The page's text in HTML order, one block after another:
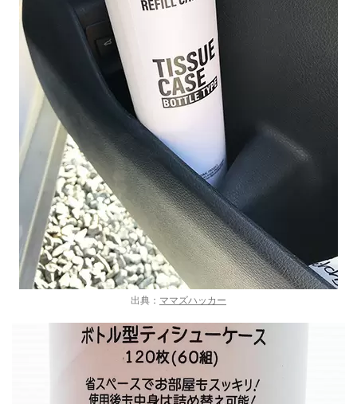
出典： ママズハッカー